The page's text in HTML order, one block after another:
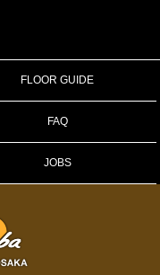
FLOOR GUIDE
FAQ
JOBS